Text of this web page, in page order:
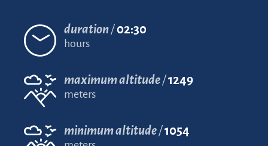
duration 02:30
hours
maximum altitude 1249
meters
minimum altitude 1054